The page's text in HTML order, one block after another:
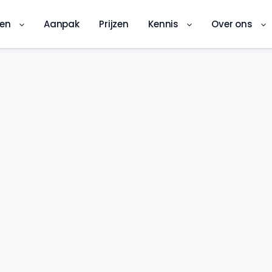
Aanpak Prijzen Kennis Over ons